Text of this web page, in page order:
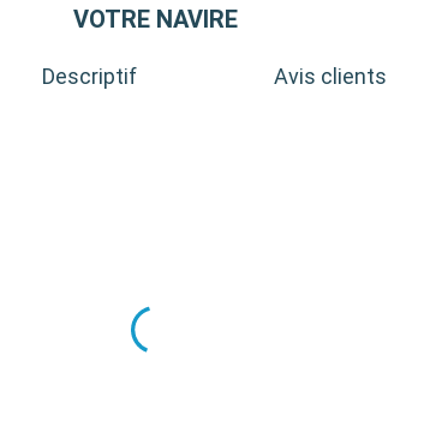
VOTRE NAVIRE
Descriptif Avis clients